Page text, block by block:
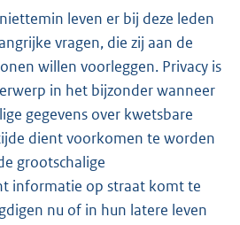
leven er bij deze leden
vragen, die zij aan de
willen voorleggen. Privacy is
in het bijzonder wanneer
gegevens over kwetsbare
dient voorkomen te worden
grootschalige
informatie op straat komt te
nu of in hun latere leven